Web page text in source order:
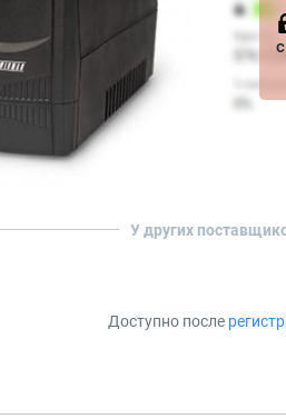
У других
Доступно после